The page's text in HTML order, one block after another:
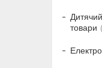
Дитячий
товари